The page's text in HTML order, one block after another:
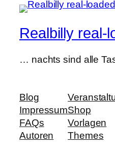
Realbilly real-
… nachts sind alle
Blog
Impressum
FAQs
Autoren
Shop
Vorlagen
Themes